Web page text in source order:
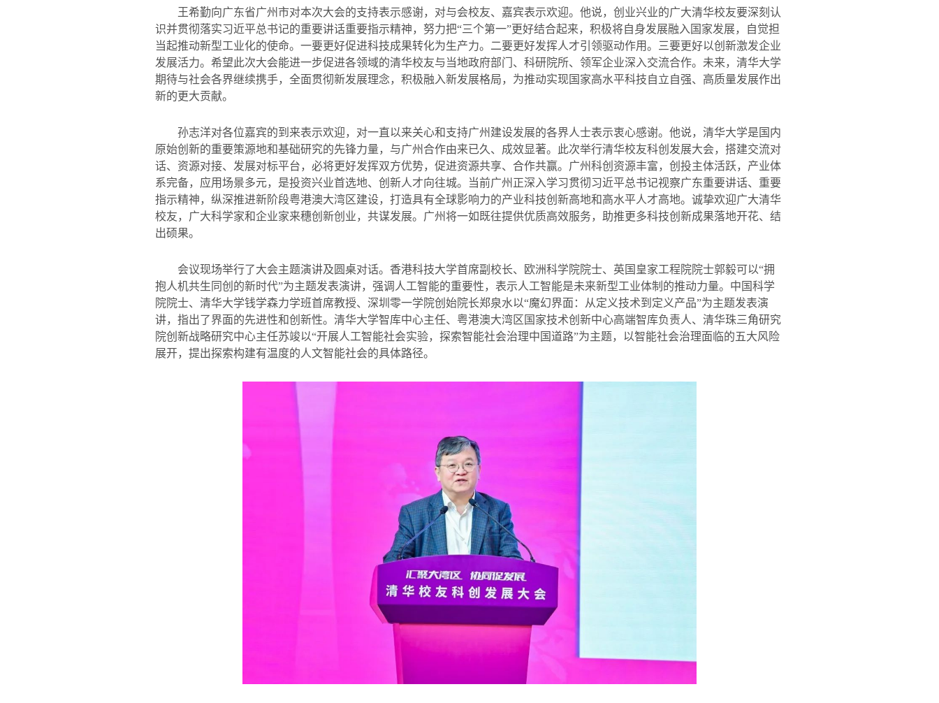
王希勤向广东省广州市对本次大会的支持表示感谢，对与会校友、嘉宾表示欢迎。他说，创业兴业的广大清华校友要深刻认
识并贯彻落实习近平总书记的重要讲话重要指示精神，努力把“三个第一”更好结合起来，积极将自身发展融入国家发展，自觉担
当起推动新型工业化的使命。一要更好促进科技成果转化为生产力。二要更好发挥人才引领驱动作用。三要更好以创新激发企业
发展活力。希望此次大会能进一步促进各领域的清华校友与当地政府部门、科研院所、领军企业深入交流合作。未来，清华大学
期待与社会各界继续携手，全面贯彻新发展理念，积极融入新发展格局，为推动实现国家高水平科技自立自强、高质量发展作出
新的更大贡献。
孙志洋对各位嘉宾的到来表示欢迎，对一直以来关心和支持广州建设发展的各界人士表示衷心感谢。他说，清华大学是国内
原始创新的重要策源地和基础研究的先锋力量，与广州合作由来已久、成效显著。此次举行清华校友科创发展大会，搭建交流对
话、资源对接、发展对标平台，必将更好发挥双方优势，促进资源共享、合作共赢。广州科创资源丰富，创投主体活跃，产业体
系完备，应用场景多元，是投资兴业首选地、创新人才向往城。当前广州正深入学习贯彻习近平总书记视察广东重要讲话、重要
指示精神，纵深推进新阶段粤港澳大湾区建设，打造具有全球影响力的产业科技创新高地和高水平人才高地。诚挚欢迎广大清华
校友，广大科学家和企业家来穗创新创业，共谋发展。广州将一如既往提供优质高效服务，助推更多科技创新成果落地开花、结
出硕果。
会议现场举行了大会主题演讲及圆桌对话。香港科技大学首席副校长、欧洲科学院院士、英国皇家工程院院士郭毅可以“拥
抱人机共生同创的新时代”为主题发表演讲，强调人工智能的重要性，表示人工智能是未来新型工业体制的推动力量。中国科学
院院士、清华大学钱学森力学班首席教授、深圳零一学院创始院长郑泉水以“魔幻界面：从定义技术到定义产品”为主题发表演
讲，指出了界面的先进性和创新性。清华大学智库中心主任、粤港澳大湾区国家技术创新中心高端智库负责人、清华珠三角研究
院创新战略研究中心主任苏竣以“开展人工智能社会实验，探索智能社会治理中国道路”为主题，以智能社会治理面临的五大风险
展开，提出探索构建有温度的人文智能社会的具体路径。